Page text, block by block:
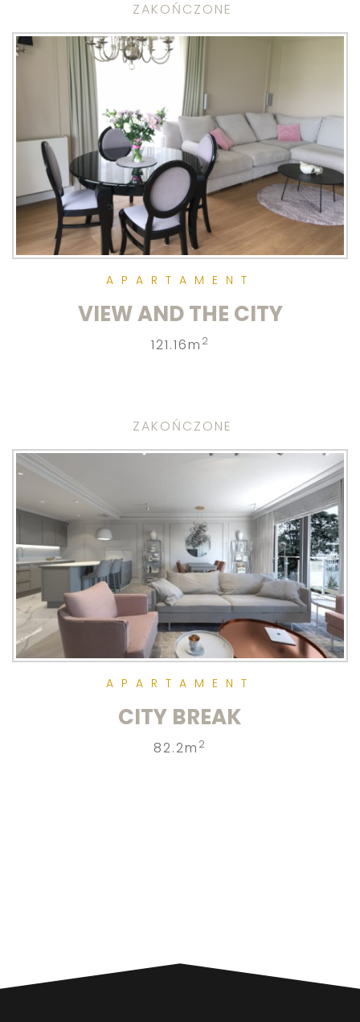
ZAKOŃCZONE
APARTAMENT
VIEW AND THE CITY
121.16m 2
ZAKOŃCZONE
APARTAMENT
CITY BREAK
82.2m 2